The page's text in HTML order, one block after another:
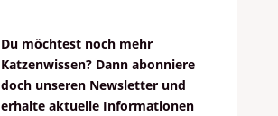
Du möchtest noch mehr
Katzenwissen? Dann abonniere
doch unseren Newsletter und
erhalte aktuelle Informationen